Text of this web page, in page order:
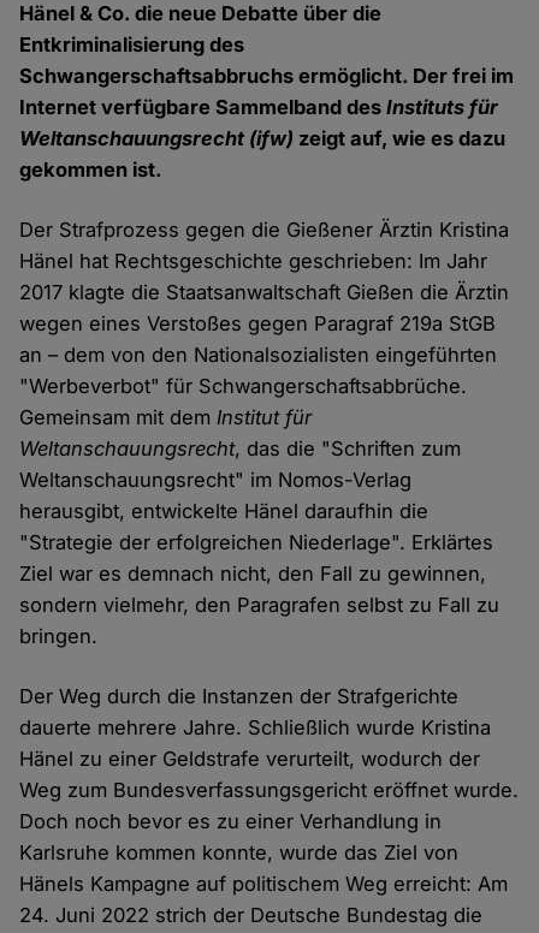
Hänel & Co. die neue Debatte über die
Entkriminalisierung des
Schwangerschaftsabbruchs ermöglicht. Der frei im
Internet verfügbare Sammelband desInstituts für
Weltanschauungsrecht (ifw) zeigt auf, wie es dazu
gekommen ist.
Der Strafprozess gegen die Gießener Ärztin Kristina
Hänel hat Rechtsgeschichte geschrieben: Im Jahr
2017 klagte die Staatsanwaltschaft Gießen die Ärztin
wegen eines Verstoßes gegen Paragraf 219a StGB
an – dem von den Nationalsozialisten eingeführten
"Werbeverbot" für Schwangerschaftsabbrüche.
Gemeinsam mit demInstitut für
Weltanschauungsrecht, das die "Schriften zum
Weltanschauungsrecht" im Nomos-Verlag
herausgibt, entwickelte Hänel daraufhin die
"Strategie der erfolgreichen Niederlage". Erklärtes
Ziel war es demnach nicht, den Fall zu gewinnen,
sondern vielmehr, den Paragrafen selbst zu Fall zu
bringen.
Der Weg durch die Instanzen der Strafgerichte
dauerte mehrere Jahre. Schließlich wurde Kristina
Hänel zu einer Geldstrafe verurteilt, wodurch der
Weg zum Bundesverfassungsgericht eröffnet wurde.
Doch noch bevor es zu einer Verhandlung in
Karlsruhe kommen konnte, wurde das Ziel von
Hänels Kampagne auf politischem Weg erreicht: Am
24. Juni 2022 strich der Deutsche Bundestag die